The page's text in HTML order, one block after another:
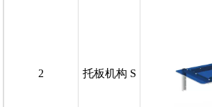
2 托板机构 S